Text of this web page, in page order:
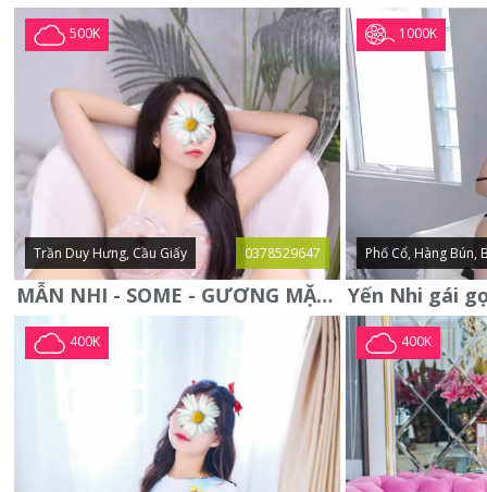
500K
Trần Duy Hưng, Cầu Giấy 0378529647
MẪN NHI - SOME - GƯƠNG MẶT XINH XẮN -CỰC CHIỀU KHÁCH
1000K
Phố Cổ, Hàng Bún,
400K 400K